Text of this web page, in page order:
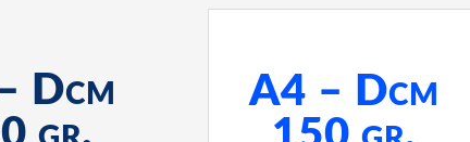
Dcm
A4 – Dcm